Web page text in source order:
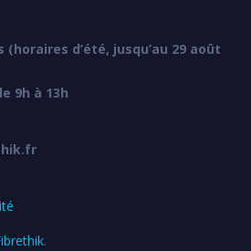
d’été, jusqu’au 29 août
9h à 13h
.